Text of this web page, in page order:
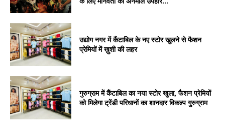
उद्योग नगर में कैंटाबिल के नए स्टोर खुलने से फैशन
प्रेमियों में ख़ुशी की लहर
गुरुग्राम में कैंटाबिल का नया स्टोर खुला, फैशन प्रेमियों
को मिलेगा ट्रेंडी परिधानों का शानदार विकल्प गुरुग्राम